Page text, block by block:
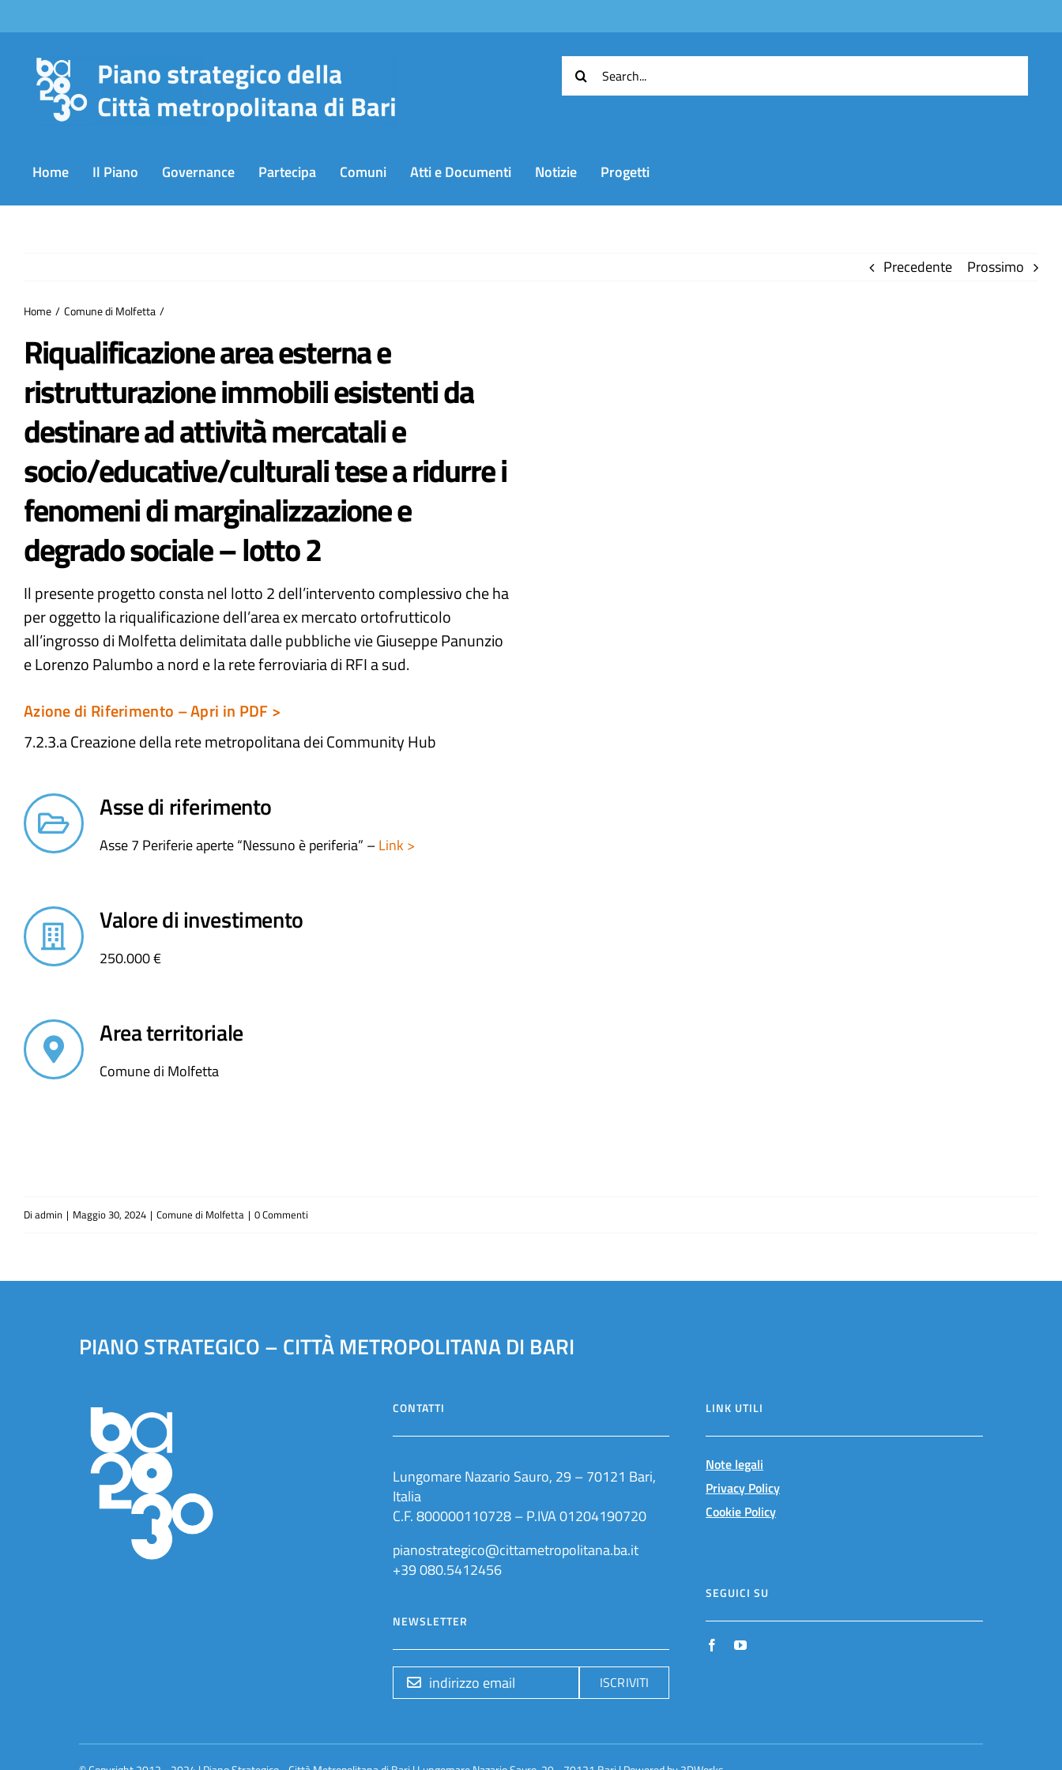
al
contenuto
Cerca
per:
Home Il Piano Governance Partecipa Comuni Atti e Documenti Notizie Progetti
Precedente Prossimo
Home Comune di Molfetta
Riqualificazione area esterna e
ristrutturazione immobili esistenti da
destinare ad attività mercatali e
socio/educative/culturali tese a ridurre i
fenomeni di marginalizzazione e
degrado sociale – lotto 2
Il presente progetto consta nel lotto 2 dell’intervento complessivo che ha
per oggetto la riqualificazione dell’area ex mercato ortofrutticolo
all’ingrosso di Molfetta delimitata dalle pubbliche vie Giuseppe Panunzio
e Lorenzo Palumbo a nord e la rete ferroviaria di RFI a sud.
Azione di Riferimento – Apri in PDF >
7.2.3.a Creazione della rete metropolitana dei Community Hub
Asse di riferimento
Asse 7 Periferie aperte “Nessuno è periferia” –Link >
Valore di investimento
250.000 €
Area territoriale
Comune di Molfetta
Di admin | Maggio 30, 2024 | Comune di Molfetta | 0 Commenti
PIANO STRATEGICO – CITTÀ METROPOLITANA DI BARI
CONTATTI
Lungomare Nazario Sauro, 29 – 70121 Bari,
Italia
C.F. 800000110728 – P.IVA 01204190720
pianostrategico@cittametropolitana.ba.it
+39 080.5412456
NEWSLETTER
ISCRIVITI
LINK UTILI
Note legali
Privacy Policy
Cookie Policy
SEGUICI SU